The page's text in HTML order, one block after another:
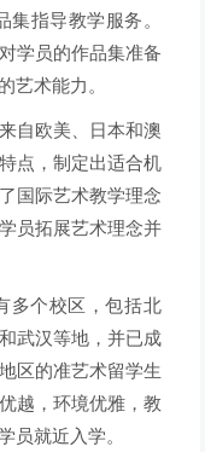
集指导教学服务。
学员的作品集准备
艺术能力。
自欧美、日本和澳
点，制定出适合机
国际艺术教学理念
员拓展艺术理念并
多个校区，包括北
武汉等地，并已成
区的准艺术留学生
越，环境优雅，教
员就近入学。